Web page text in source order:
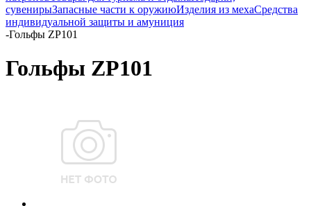
сувенирыЗапасные части к оружиюИзделия из мехаСредства
индивидуальной защиты и амуниция
-Гольфы ZP101
Гольфы ZP101